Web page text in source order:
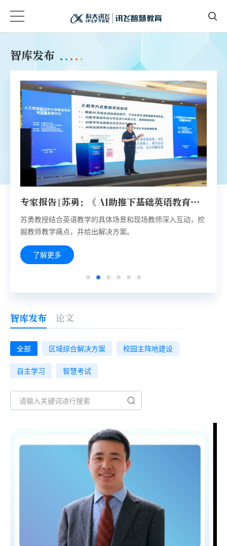
智库发布
《2023智能教育发展蓝皮书》正式发布
11月16日上午，由讯飞教育技术研究院撰写的《2023智能
教育发展蓝皮书——智能技术助推教育数字化转型》在第五
届智能教育论坛上正式发布。
了解更多
专家报告|苏勇：《AI助推下基础英语教育发
展的新趋势》
苏勇教授结合英语教学的具体场景和现场教师深入互动，挖
掘教师教学痛点，并给出解决方案。
了解更多
专家报告|胡慧敏：《新课标背景下人工智能
在英语听说教学与测试中的应用研究》
胡慧敏老师系统地分析了新课标背景下人工智能在教、学、
考、练等场景下的广泛应用，助力老师们精准教学。
了解更多
专家报告|黎加厚：《生成式人工智能与教学
方式的变革行动》
黎加厚教授结合讯飞星火认知智能大模型等具有文本、图
片、音频、视频等内容生成能力的人工智能产品，围绕学生
在英语学习、老师在英语教学各环节当中所需要的帮助，展
示了生成式人工智能可以为学生和老师带来什么。
了解更多
蚌埠市双区一点建设优秀成果汇编
2019年，蚌埠市引入科大讯飞因材施教综合解决方案，开展
市级统筹的智慧学校建设项目，覆盖六区三县875所学校、
6292个班级，围绕着"智慧学校建设"以及"因材施教提升"两
大工程，坚持以人为本，深化信息技术在教育各领域的应
用，并基于过程性数据构建学情画像，帮助学生个性化成
长，促进教育高质量发展。2020年8月，蚌埠市入选教育
部"基于教学改革、融合信息技术新型教与学模式"实验区；
区",2021年9月，蚌埠市入选教育部人工智能助推教师队伍
建设试点地区单位，全面开启了智慧教育升级提速发展的新
时代。
了解更多
湖北省教育信息化应用成果汇编
2010年以来，湖北成为全国首个教育部批准的教育信息化改
革试点省份，已将教育信息化确立为建设教育强省、实现教
育现代化的重大战略，教育信息化对教育改革发展的支撑引
领作用日益凸显，信息技术与教育教学实践融合向纵深发
展，优质教育资源覆盖面持续扩大。 在湖北教育行稳致远的
途中，有科大讯相伴的身影。2019年，科大讯飞智慧教育产
品已服务包括武汉市外园语学校、黄冈中学，襄阳市第四中
县的400多所学校。 本汇编遴选讯飞教育在湖北的优秀应用
案例，着重于分析各区域各学校在应用过程中面临的实际问
题，解决方法和主要成效，为其它地区、学校提供参考和借
鉴，为推动教育现代化，关现技术与教育的融合创新发展提
供支撑。
了解更多
智库发布 论文
全部 区域综合解决方案 校园主阵地建设
自主学习 智慧考试